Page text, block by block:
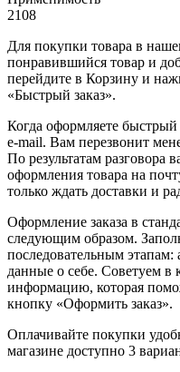
2108
Для покупки товара в
понравившийся товар и
перейдите в Корзину и
«Быстрый заказ».
Когда оформляете
e-mail. Вам перезвонит
По результатам разговора
оформления товара на
только ждать доставки и
Оформление заказа в
следующим образом.
последовательным этапам:
данные о себе. Советуем в
информацию, которая
кнопку «Оформить заказ».
Оплачивайте покупки
магазине доступно 3